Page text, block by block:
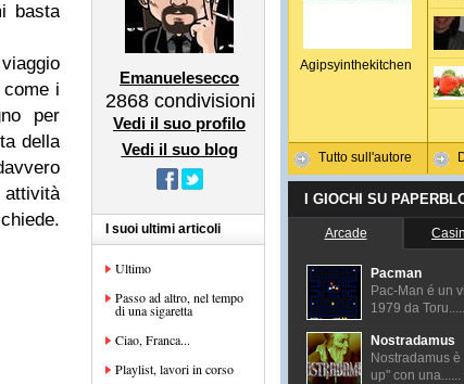
basta
i
per
della
Emanuelesecco
2868 condivisioni
Vedi il suo profilo
Vedi il suo blog
I suoi ultimi articoli
Ultimo
Passo ad altro, nel tempo
di una sigaretta
Ciao, Franca...
Playlist, lavori in corso
Agipsyinthekitchen
Tutto sull'autore
I GIOCHI SU
Arcade
Pacman
Pac-Man é un
1979 da
Nostradamus
Nostradamus
up" con una......